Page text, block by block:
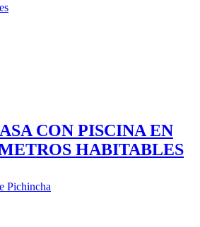
CON PISCINA EN
HABITABLES
Pichincha